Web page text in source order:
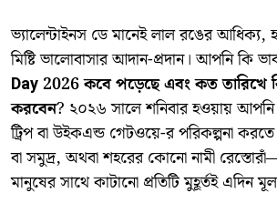
​ভ্যালেন্টাইনস ডে মানেই লাল রঙের
মিষ্টি ভালোবাসার আদান-প্রদান। আপনি কি
Day 2026 কবে পড়েছে এবং কত তারিখে
করবেন? ২০২৬ সালে শনিবার হওয়ায়
ট্রিপ বা উইকএন্ড গেটওয়ে-র পরিকল্পনা
বা সমুদ্র, অথবা শহরের কোনো নামী
মানুষের সাথে কাটানো প্রতিটি মুহূর্তই এদিন